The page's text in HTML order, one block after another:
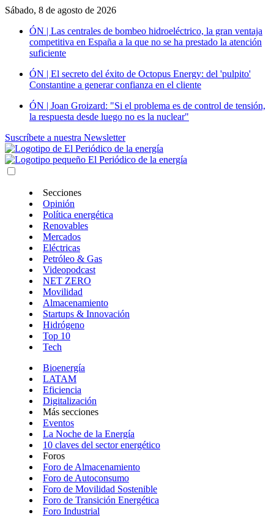
Sábado, 8 de agosto de 2026
ÓN | Las centrales de bombeo hidroeléctrico, la gran ventaja
competitiva en España a la que no se ha prestado la atención
suficiente
ÓN | El secreto del éxito de Octopus Energy: del 'pulpito'
Constantine a generar confianza en el cliente
ÓN | Joan Groizard: "Si el problema es de control de tensión,
la respuesta desde luego no es la nuclear"
Suscríbete a nuestra Newsletter
Secciones
Opinión
Política energética
Renovables
Mercados
Eléctricas
Petróleo & Gas
Videopodcast
NET ZERO
Movilidad
Almacenamiento
Startups & Innovación
Hidrógeno
Top 10
Tech
Bioenergía
LATAM
Eficiencia
Digitalización
Más secciones
Eventos
La Noche de la Energía
10 claves del sector energético
Foros
Foro de Almacenamiento
Foro de Autoconsumo
Foro de Movilidad Sostenible
Foro de Transición Energética
Foro Industrial